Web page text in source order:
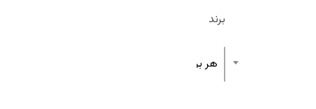
برند
هر برند